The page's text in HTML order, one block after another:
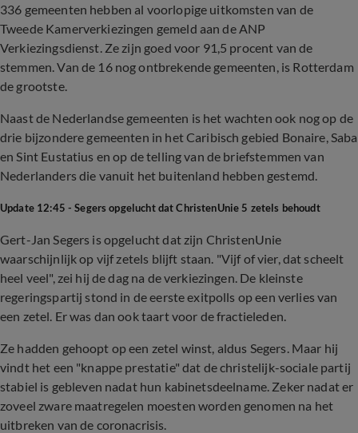
336 gemeenten hebben al voorlopige uitkomsten van de
Tweede Kamerverkiezingen gemeld aan de ANP
Verkiezingsdienst. Ze zijn goed voor 91,5 procent van de
stemmen. Van de 16 nog ontbrekende gemeenten, is Rotterdam
de grootste.
Naast de Nederlandse gemeenten is het wachten ook nog op de
drie bijzondere gemeenten in het Caribisch gebied Bonaire, Saba
en Sint Eustatius en op de telling van de briefstemmen van
Nederlanders die vanuit het buitenland hebben gestemd.
Update 12:45 - Segers opgelucht dat ChristenUnie 5 zetels behoudt
Gert-Jan Segers is opgelucht dat zijn ChristenUnie
waarschijnlijk op vijf zetels blijft staan. "Vijf of vier, dat scheelt
heel veel", zei hij de dag na de verkiezingen. De kleinste
regeringspartij stond in de eerste exitpolls op een verlies van
een zetel. Er was dan ook taart voor de fractieleden.
Ze hadden gehoopt op een zetel winst, aldus Segers. Maar hij
vindt het een "knappe prestatie" dat de christelijk-sociale partij
stabiel is gebleven nadat hun kabinetsdeelname. Zeker nadat er
zoveel zware maatregelen moesten worden genomen na het
uitbreken van de coronacrisis.